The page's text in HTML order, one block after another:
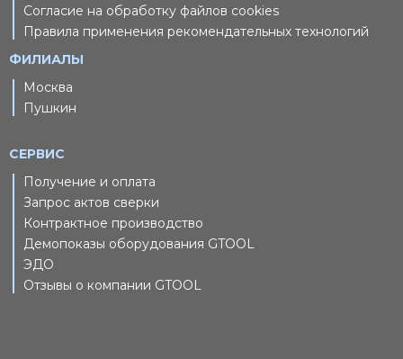
Согласие на обработку файлов cookies
Правила применения рекомендательных технологий
ФИЛИАЛЫ
Москва
Пушкин
СЕРВИС
Получение и оплата
Запрос актов сверки
Контрактное производство
Демопоказы оборудования GTOOL
ЭДО
Отзывы о компании GTOOL